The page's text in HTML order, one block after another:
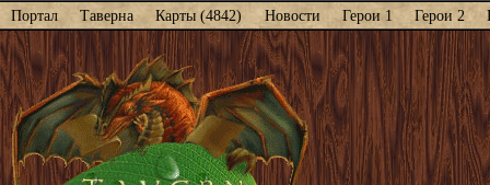
Портал Таверна Карты (4842) Новости Герои 1 Герои 2